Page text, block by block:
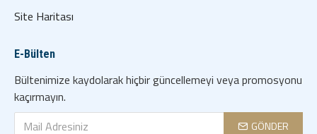
Site Haritası
E-Bülten
Bültenimize kaydolarak hiçbir güncellemeyi veya promosyonu
kaçırmayın.
GÖNDER